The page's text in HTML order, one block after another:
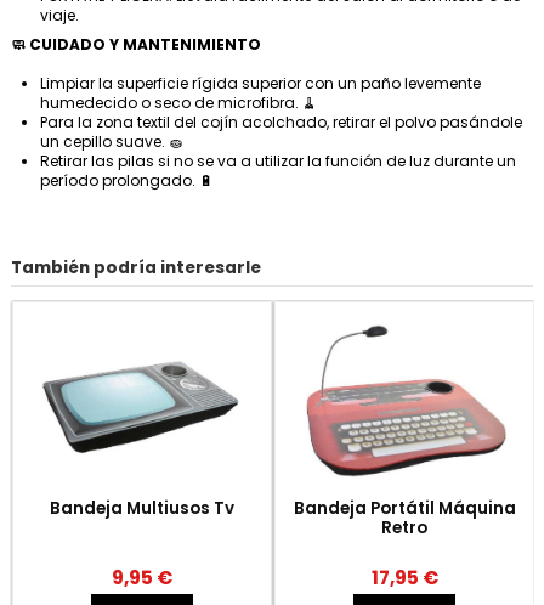
viaje.
🧼 CUIDADO Y MANTENIMIENTO
Limpiar la superficie rígida superior con un paño levemente
humedecido o seco de microfibra. 🧹
Para la zona textil del cojín acolchado, retirar el polvo pasándole
un cepillo suave. 🧽
Retirar las pilas si no se va a utilizar la función de luz durante un
período prolongado. 🔋
También podría interesarle
Bandeja Multiusos Tv
9,95 €
Bandeja Portátil Máquina
Retro
17,95 €